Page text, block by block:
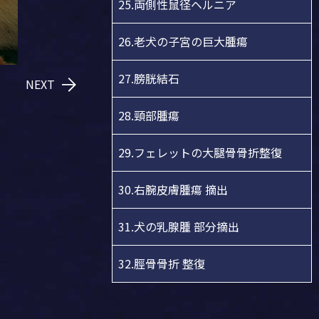
NEXT
25.両側性鼠径ヘルニア
26.老犬の子宮の巨大腫瘍
27.膀胱結石
28.頸部腫瘍
29.フェレットの大腿骨骨折整復
30.右腕皮膚腫瘍 摘出
31.犬の乳腺腫 部分摘出
32.脛骨骨折 整復